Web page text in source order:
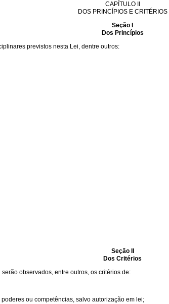
CAPÍTULO II
DOS PRINCÍPIOS E CRITÉRIOS
Seção I
Dos Princípios
previstos nesta Lei, dentre outros:
Seção II
Dos Critérios
observados, entre outros, os critérios de:
ou competências, salvo autorização em lei;